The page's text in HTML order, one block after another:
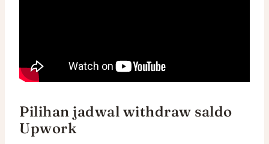
Pilihan jadwal withdraw saldo
Upwork